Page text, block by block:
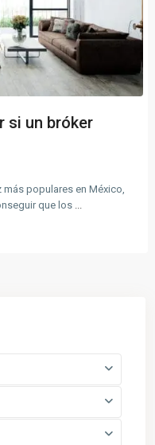
si un bróker
populares en México,
que los ...